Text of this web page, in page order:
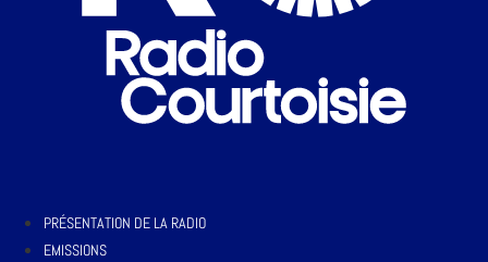
PRÉSENTATION DE LA RADIO
EMISSIONS